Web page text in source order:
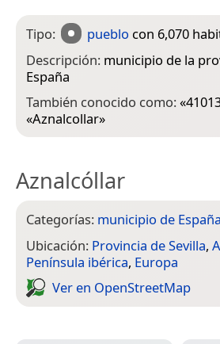
Tipo: pueblo con 6,070
Descripción: municipio de la
España
También conocido como:«
«Aznalcollar»
Aznalcóllar
Categorías: municipio de España
Ubicación: Provincia de Sevilla,
Península ibérica, Europa
Ver en Open­Street­Map